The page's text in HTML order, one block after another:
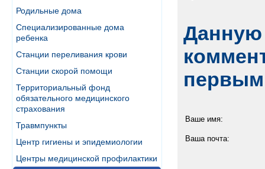
Родильные дома
Специализированные дома
ребенка
Станции переливания крови
Станции скорой помощи
Территориальный фонд
обязательного медицинского
страхования
Травмпункты
Центр гигиены и эпидемиологии
Центры медицинской профилактики
Данную
Ваше имя:
Ваша почта: